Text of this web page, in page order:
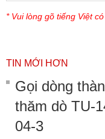
* Vui lòng gõ tiếng Việt
TIN MỚI HƠN
Gọi dòng
thăm dò TU-
04-3